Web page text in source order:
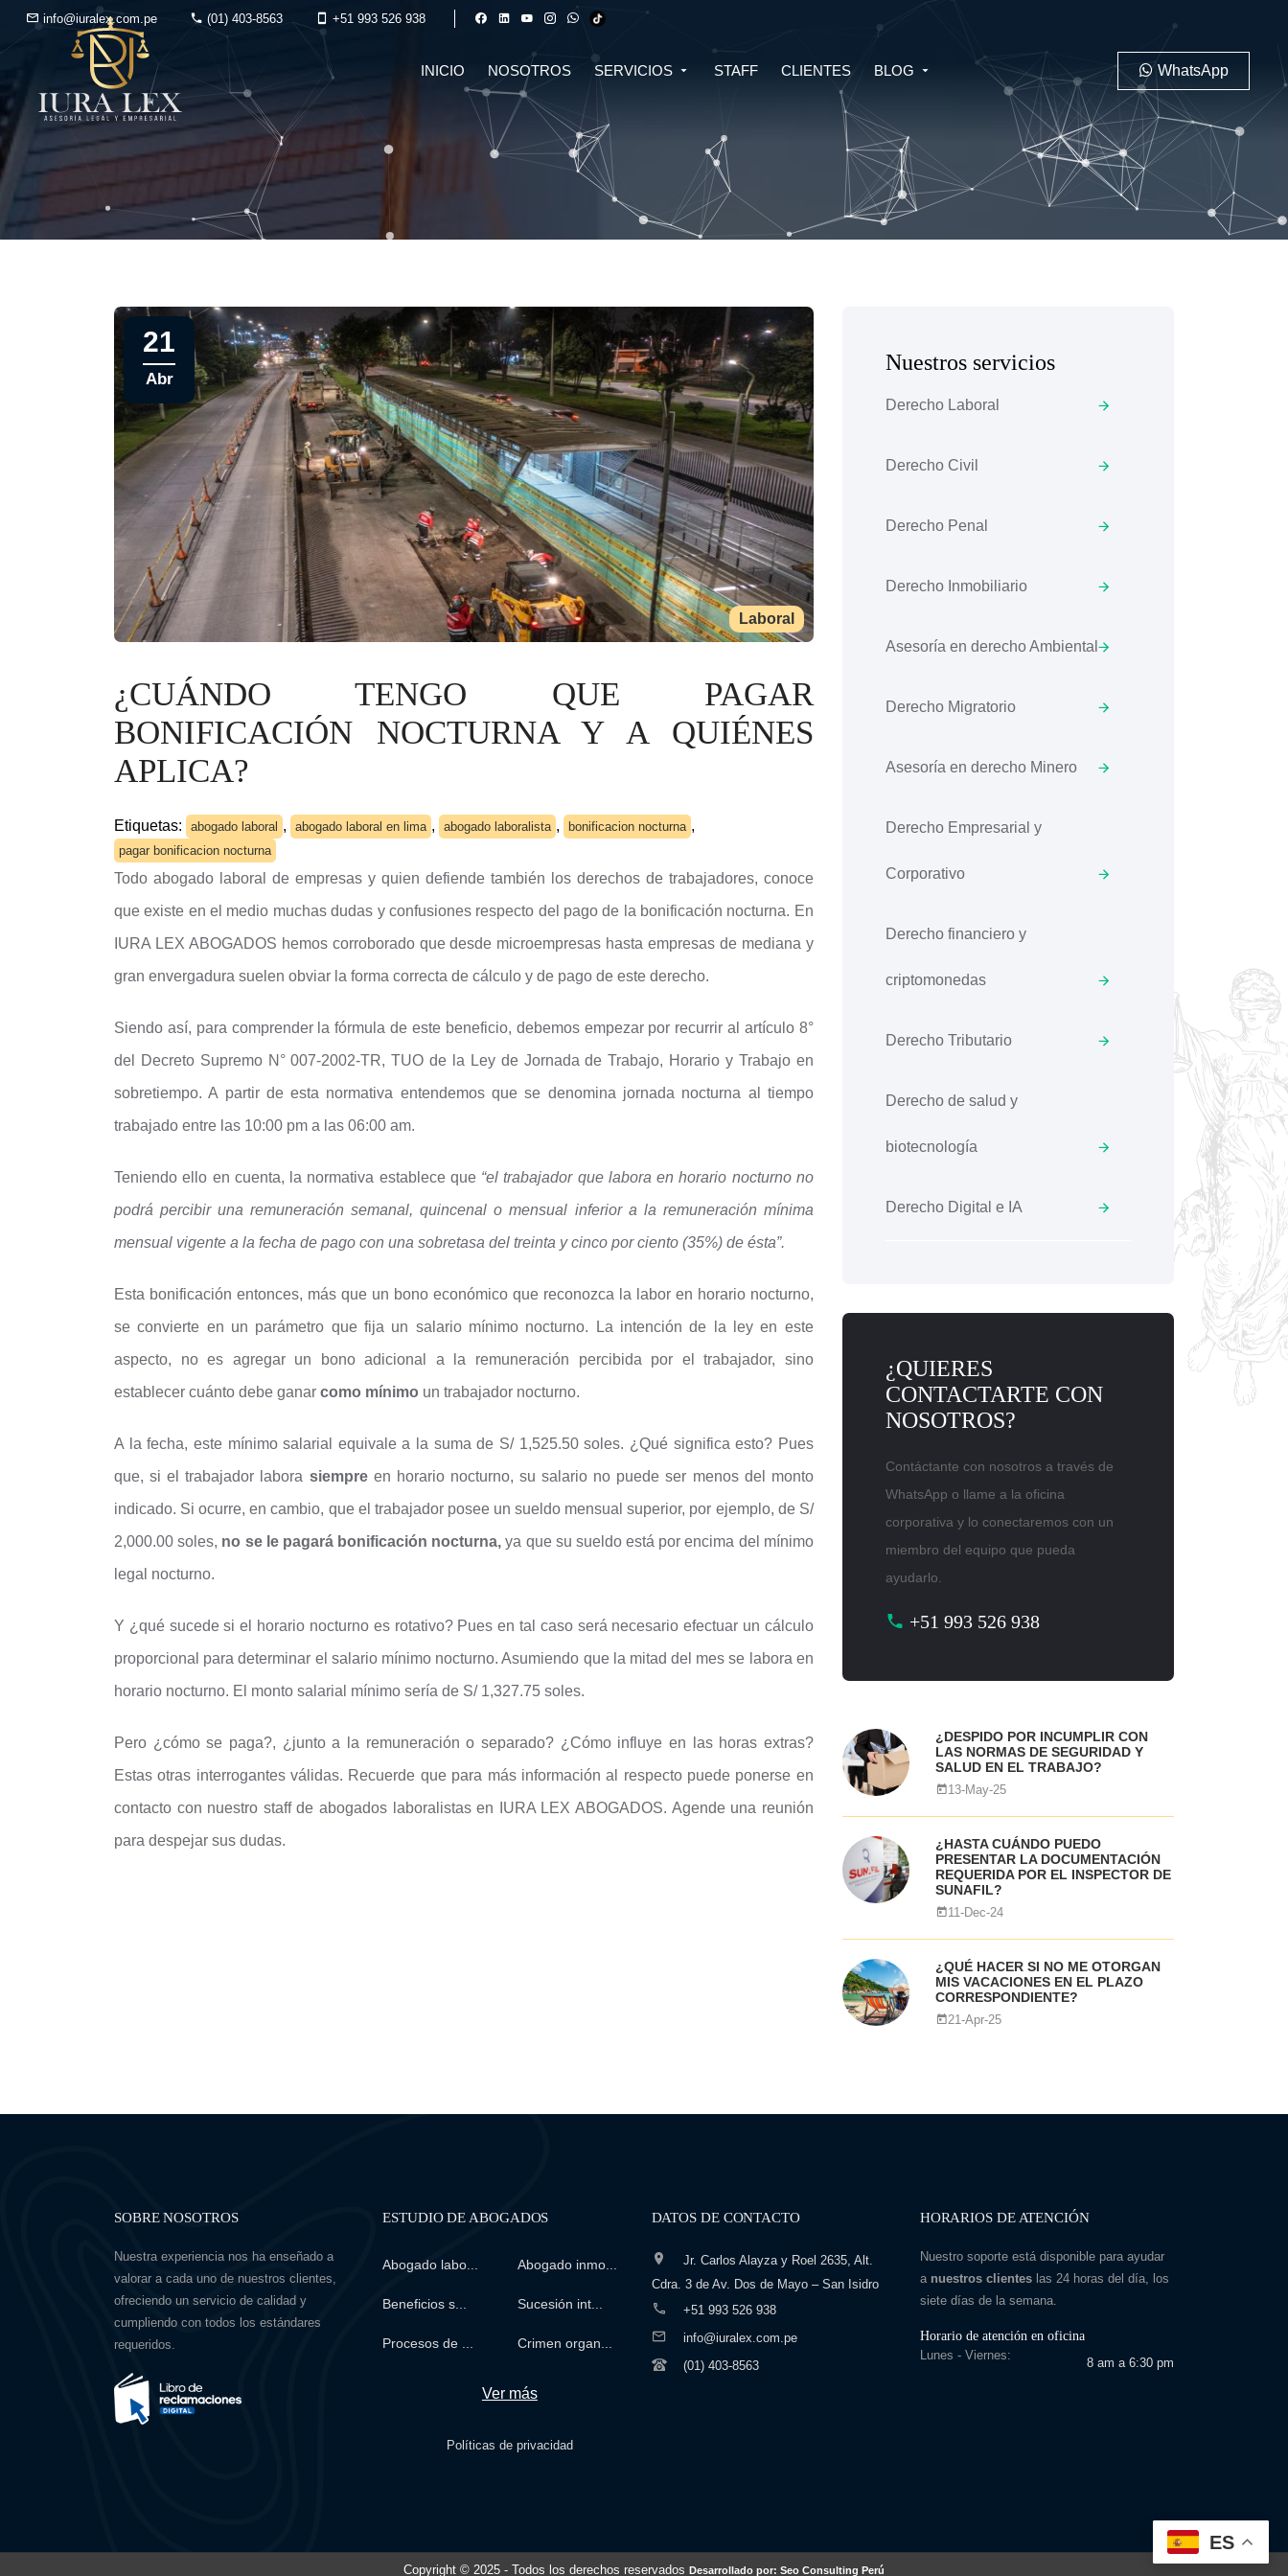
info@iuralex.com.pe (01) 403-8563 +51 993 526 938
INICIO NOSOTROS SERVICIOS
DERECHO FINANCIERO Y
CRIPTOMONEDAS
DERECHO TRIBUTARIO
DERECHO DE SALUD Y
BIOTECNOLOGÍA
CORPORATIVO
DERECHO DIGITAL E IA
DERECHO INMOBILIARIO DERECHO MIGRATORIO
ASESORÍA EN DERECHO AMBIENTAL ASESORÍA EN DERECHO MINERO
STAFF CLIENTES BLOG
PENAL
LABORAL
INMOBILIARIO
WhatsApp
Laboral
21
Abr
¿CUÁNDO TENGO QUE PAGAR
BONIFICACIÓN NOCTURNA Y A QUIÉNES
APLICA?
Etiquetas: abogado laboral , abogado laboral en lima , abogado laboralista , bonificacion nocturna ,
pagar bonificacion nocturna
Todo abogado laboral de empresas y quien defiende también los derechos de trabajadores, conoce
que existe en el medio muchas dudas y confusiones respecto del pago de la bonificación nocturna. En
IURA LEX ABOGADOS hemos corroborado que desde microempresas hasta empresas de mediana y
gran envergadura suelen obviar la forma correcta de cálculo y de pago de este derecho.
Siendo así, para comprender la fórmula de este beneficio, debemos empezar por recurrir al artículo 8°
del Decreto Supremo N° 007-2002-TR, TUO de la Ley de Jornada de Trabajo, Horario y Trabajo en
sobretiempo. A partir de esta normativa entendemos que se denomina jornada nocturna al tiempo
trabajado entre las 10:00 pm a las 06:00 am.
Teniendo ello en cuenta, la normativa establece que “el trabajador que labora en horario nocturno no
podrá percibir una remuneración semanal, quincenal o mensual inferior a la remuneración mínima
mensual vigente a la fecha de pago con una sobretasa del treinta y cinco por ciento (35%) de ésta”.
Esta bonificación entonces, más que un bono económico que reconozca la labor en horario nocturno,
se convierte en un parámetro que fija un salario mínimo nocturno. La intención de la ley en este
aspecto, no es agregar un bono adicional a la remuneración percibida por el trabajador, sino
establecer cuánto debe ganar como mínimo un trabajador nocturno.
A la fecha, este mínimo salarial equivale a la suma de S/ 1,525.50 soles. ¿Qué significa esto? Pues
que, si el trabajador labora siempre en horario nocturno, su salario no puede ser menos del monto
indicado. Si ocurre, en cambio, que el trabajador posee un sueldo mensual superior, por ejemplo, de S/
2,000.00 soles, no se le pagará bonificación nocturna,ya que su sueldo está por encima del mínimo
legal nocturno.
Y ¿qué sucede si el horario nocturno es rotativo? Pues en tal caso será necesario efectuar un cálculo
proporcional para determinar el salario mínimo nocturno. Asumiendo que la mitad del mes se labora en
horario nocturno. El monto salarial mínimo sería de S/ 1,327.75 soles.
Pero ¿cómo se paga?, ¿junto a la remuneración o separado? ¿Cómo influye en las horas extras?
Estas otras interrogantes válidas. Recuerde que para más información al respecto puede ponerse en
contacto con nuestro staff de abogados laboralistas en IURA LEX ABOGADOS. Agende una reunión
para despejar sus dudas.
Nuestros servicios
Derecho Laboral
Derecho Civil
Derecho Penal
Derecho Inmobiliario
Asesoría en derecho Ambiental
Derecho Migratorio
Asesoría en derecho Minero
Derecho Empresarial y
Corporativo
Derecho financiero y
criptomonedas
Derecho Tributario
Derecho de salud y
biotecnología
Derecho Digital e IA
¿QUIERES
CONTACTARTE CON
NOSOTROS?
Contáctante con nosotros a través de
WhatsApp o llame a la oficina
corporativa y lo conectaremos con un
miembro del equipo que pueda
ayudarlo.
+51 993 526 938
¿DESPIDO POR INCUMPLIR CON
LAS NORMAS DE SEGURIDAD Y
SALUD EN EL TRABAJO?
13-May-25
¿HASTA CUÁNDO PUEDO
PRESENTAR LA DOCUMENTACIÓN
REQUERIDA POR EL INSPECTOR DE
SUNAFIL?
11-Dec-24
¿QUÉ HACER SI NO ME OTORGAN
MIS VACACIONES EN EL PLAZO
CORRESPONDIENTE?
21-Apr-25
SOBRE NOSOTROS
Nuestra experiencia nos ha enseñado a
valorar a cada uno de nuestros clientes,
ofreciendo un servicio de calidad y
cumpliendo con todos los estándares
requeridos.
ESTUDIO DE ABOGADOS
Abogado labo... Abogado inmo...
Beneficios s... Sucesión int...
Procesos de ... Crimen organ...
Ver más
Políticas de privacidad
DATOS DE CONTACTO
Jr. Carlos Alayza y Roel 2635, Alt.
Cdra. 3 de Av. Dos de Mayo – San Isidro
+51 993 526 938
info@iuralex.com.pe
(01) 403-8563
HORARIOS DE ATENCIÓN
Nuestro soporte está disponible para ayudar
a nuestros clienteslas 24 horas del día, los
siete días de la semana.
Horario de atención en oficina
Lunes - Viernes:
8 am a 6:30 pm
Copyright © 2025 - Todos los derechos reservados Desarrollado por: Seo Consulting Perú
ES